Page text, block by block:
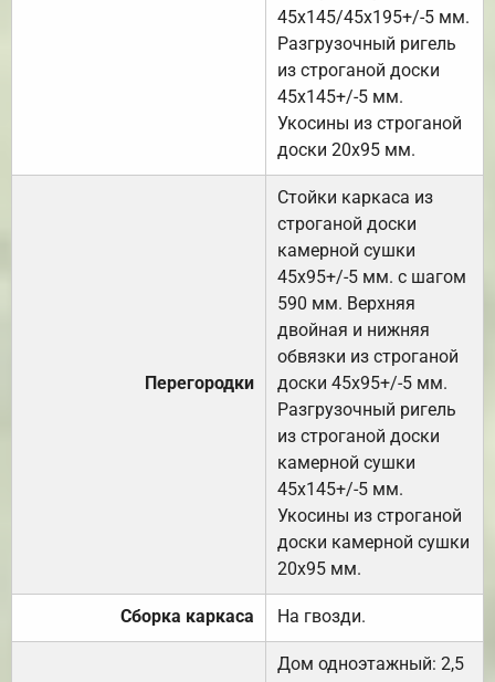
45х145/45х195+/-5 мм.
Разгрузочный ригель
из строганой доски
45х145+/-5 мм.
Укосины из строганой
доски 20х95 мм.
Перегородки
Стойки каркаса из
строганой доски
камерной сушки
45х95+/-5 мм. с шагом
590 мм. Верхняя
двойная и нижняя
обвязки из строганой
доски 45х95+/-5 мм.
Разгрузочный ригель
из строганой доски
камерной сушки
45х145+/-5 мм.
Укосины из строганой
доски камерной сушки
20х95 мм.
Сборка каркаса На гвозди.
Дом одноэтажный: 2,5